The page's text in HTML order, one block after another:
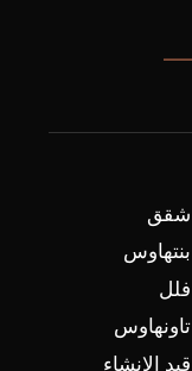
شقق
بنتهاوس
فلل
تاونهاوس
قيد الإنشاء